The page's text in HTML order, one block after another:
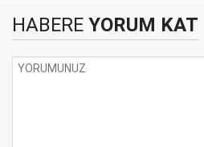
HABERE YORUM KAT